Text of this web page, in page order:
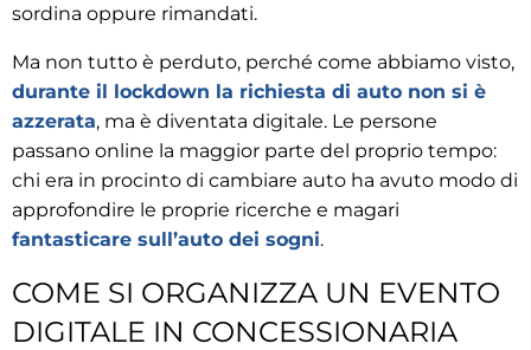
sordina oppure rimandati.
Ma non tutto è perduto, perché come abbiamo visto,
durante il lockdown la richiesta di auto non si è
azzerata, ma è diventata digitale. Le persone
passano online la maggior parte del proprio tempo:
chi era in procinto di cambiare auto ha avuto modo di
approfondire le proprie ricerche e magari
fantasticare sull’auto dei sogni.
COME SI ORGANIZZA UN EVENTO
DIGITALE IN CONCESSIONARIA